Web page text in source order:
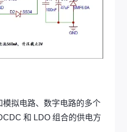
模拟电路、数字电路的多个
和 LDO 组合的供电方